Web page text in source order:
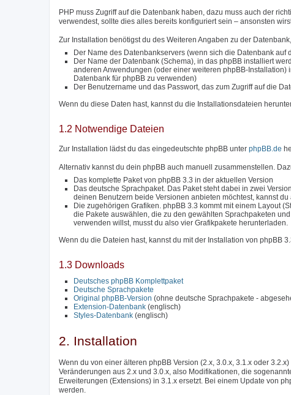
PHP muss Zugriff auf die Datenbank haben, dazu muss auch der
verwendest, sollte dies alles bereits konfiguriert sein – ansonsten
Zur Installation benötigst du des Weiteren Angaben zu der
Der Name des Datenbankservers (wenn sich die Datenbank auf
Der Name der Datenbank (Schema), in das phpBB installiert
anderen Anwendungen (oder einer weiteren phpBB-
Datenbank für phpBB zu verwenden)
Der Benutzername und das Passwort, das zum Zugriff auf die
Wenn du diese Daten hast, kannst du die Installationsdateien
1.2 Notwendige Dateien
Zur Installation lädst du das eingedeutschte phpBB unter phpBB.de
Alternativ kannst du dein phpBB auch manuell zusammenstellen.
Das komplette Paket von phpBB 3.3 in der aktuellen Version
Das deutsche Sprachpaket. Das Paket steht dabei in zwei
deinen Benutzern beide Versionen anbieten möchtest, kannst
Die zugehörigen Grafiken. phpBB 3.3 kommt mit einem Layout
die Pakete auswählen, die zu den gewählten Sprachpaketen
verwenden willst, musst du also vier Grafikpakete herunterladen.
Wenn du die Dateien hast, kannst du mit der Installation von phpBB
1.3 Downloads
Deutsches phpBB Komplettpaket
Deutsche Sprachpakete
Original phpBB-Version (ohne deutsche Sprachpakete -
Extension-Datenbank (englisch)
Styles-Datenbank (englisch)
2. Installation
Wenn du von einer älteren phpBB Version (2.x, 3.0.x, 3.1.x oder
Veränderungen aus 2.x und 3.0.x, also Modifikationen, die
Erweiterungen (Extensions) in 3.1.x ersetzt. Bei einem Update von
werden.